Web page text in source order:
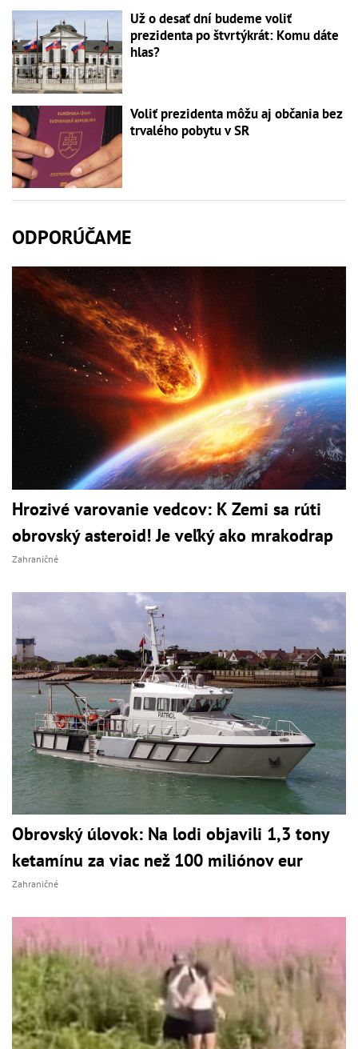
Už o desať dní budeme voliť
prezidenta po štvrtýkrát: Komu dáte
hlas?
Voliť prezidenta môžu aj občania bez
trvalého pobytu v SR
ODPORÚČAME
Hrozivé varovanie vedcov: K Zemi sa rúti
obrovský asteroid! Je veľký ako mrakodrap
Zahraničné
Obrovský úlovok: Na lodi objavili 1,3 tony
ketamínu za viac než 100 miliónov eur
Zahraničné